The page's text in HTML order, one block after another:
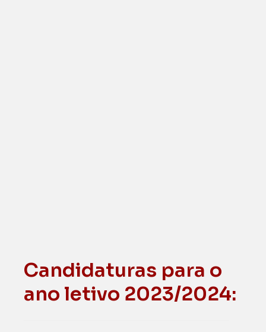
Candidaturas para o
ano letivo 2023/2024: